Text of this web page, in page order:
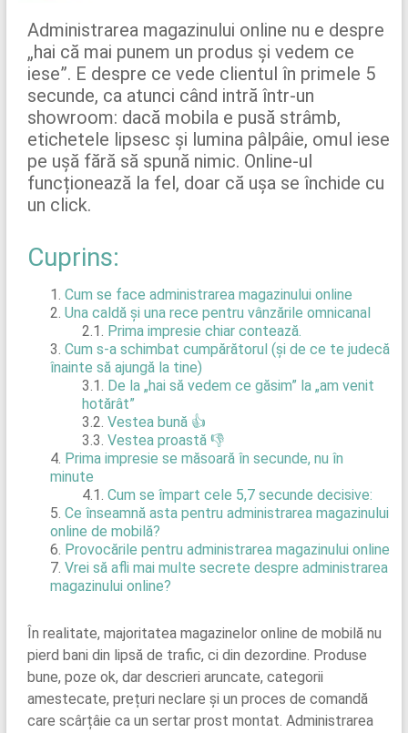
Administrarea magazinului online nu e despre
„hai că mai punem un produs și vedem ce
iese”. E despre ce vede clientul în primele 5
secunde, ca atunci când intră într-un
showroom: dacă mobila e pusă strâmb,
etichetele lipsesc și lumina pâlpâie, omul iese
pe ușă fără să spună nimic. Online-ul
funcționează la fel, doar că ușa se închide cu
un click.
Cuprins:
Cum se face administrarea magazinului online
Una caldă și una rece pentru vânzările omnicanal
Prima impresie chiar contează.
Cum s-a schimbat cumpărătorul (și de ce te judecă
înainte să ajungă la tine)
De la „hai să vedem ce găsim” la „am venit
hotărât”
Vestea bună 👍
Vestea proastă 👎
Prima impresie se măsoară în secunde, nu în
minute
Cum se împart cele 5,7 secunde decisive:
Ce înseamnă asta pentru administrarea magazinului
online de mobilă?
Provocările pentru administrarea magazinului online
Vrei să afli mai multe secrete despre administrarea
magazinului online?
În realitate, majoritatea magazinelor online de mobilă nu
pierd bani din lipsă de trafic, ci din dezordine. Produse
bune, poze ok, dar descrieri aruncate, categorii
amestecate, prețuri neclare și un proces de comandă
care scârțâie ca un sertar prost montat. Administrarea